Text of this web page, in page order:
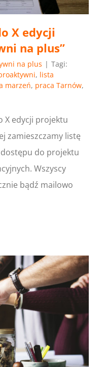
X edycji
na plus”
na plus | Tagi:
, lista
marzeń, praca Tarnów,
X edycji projektu
zamieszczamy listę
do projektu
Wszyscy
bądź mailowo